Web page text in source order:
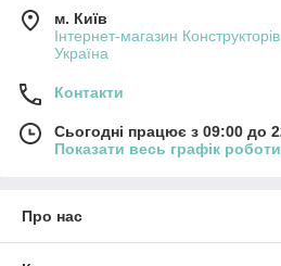
м. Київ
Інтернет-магазин
Україна
Контакти
Сьогодні працює з 09:00 до
Показати весь графік роботи
Про нас